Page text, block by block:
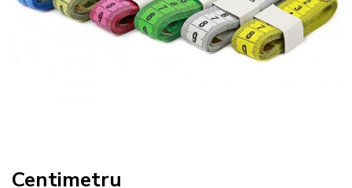
Centimetru